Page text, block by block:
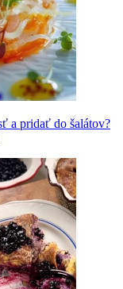
a pridať do šalátov?